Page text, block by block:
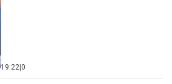
19:22 0